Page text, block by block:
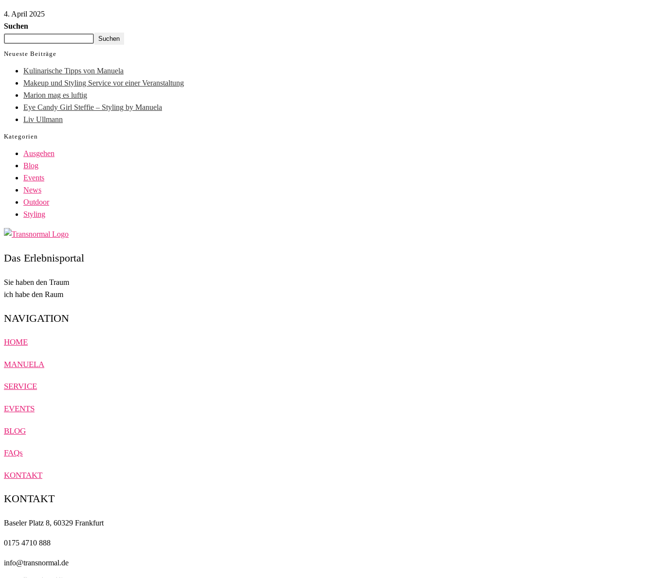
4. April 2025
Suchen
Suchen
Neueste Beiträge
Kulinarische Tipps von Manuela
Makeup und Styling Service vor einer Veranstaltung
Marion mag es luftig
Eye Candy Girl Steffie – Styling by Manuela
Liv Ullmann
Kategorien
Ausgehen
Blog
Events
News
Outdoor
Styling
Das Erlebnisportal
Sie haben den Traum
ich habe den Raum
NAVIGATION
HOME
MANUELA
SERVICE
EVENTS
BLOG
FAQs
KONTAKT
KONTAKT
Baseler Platz 8, 60329 Frankfurt
0175 4710 888
info@transnormal.de